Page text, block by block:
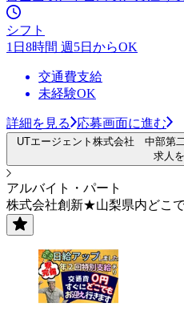
シフト
1日8時間 週5日からOK
交通費支給
未経験OK
詳細を見る 応募画面に進む
UTエージェント株式会社 中部第
求人
アルバイト・パート
株式会社創新★山梨県内どこ